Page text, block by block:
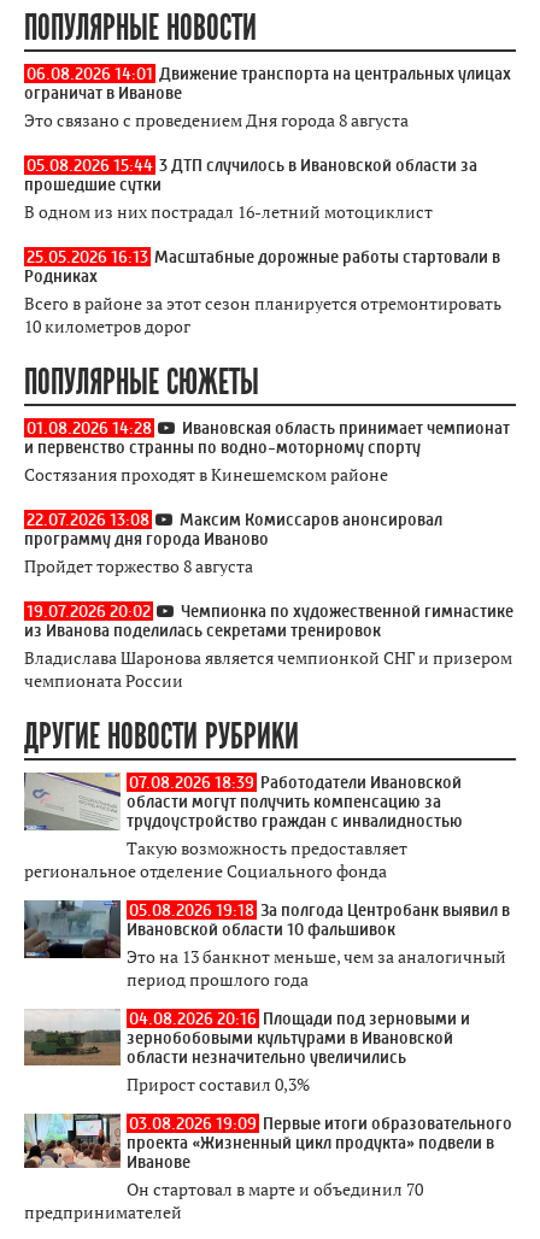
ПОПУЛЯРНЫЕ НОВОСТИ
06.08.2026 14:01 Движение транспорта на центральных улицах
ограничат в Иванове
Это связано с проведением Дня города 8 августа
05.08.2026 15:44 3 ДТП случилось в Ивановской области за
прошедшие сутки
В одном из них пострадал 16-летний мотоциклист
25.05.2026 16:13 Масштабные дорожные работы стартовали в
Родниках
Всего в районе за этот сезон планируется отремонтировать
10 километров дорог
ПОПУЛЯРНЫЕ СЮЖЕТЫ
01.08.2026 14:28
Ивановская область принимает чемпионат
и первенство странны по водно-моторному спорту
Состязания проходят в Кинешемском районе
22.07.2026 13:08
Максим Комиссаров анонсировал
программу дня города Иваново
Пройдет торжество 8 августа
19.07.2026 20:02
Чемпионка по художественной гимнастике
из Иванова поделилась секретами тренировок
Владислава Шаронова является чемпионкой СНГ и призером
чемпионата России
ДРУГИЕ НОВОСТИ РУБРИКИ
07.08.2026 18:39 Работодатели Ивановской
области могут получить компенсацию за
трудоустройство граждан с инвалидностью
Такую возможность предоставляет
региональное отделение Социального фонда
05.08.2026 19:18 За полгода Центробанк выявил в
Ивановской области 10 фальшивок
Это на 13 банкнот меньше, чем за аналогичный
период прошлого года
04.08.2026 20:16 Площади под зерновыми и
зернобобовыми культурами в Ивановской
области незначительно увеличились
Прирост составил 0,3%
03.08.2026 19:09 Первые итоги образовательного
проекта «Жизненный цикл продукта» подвели в
Иванове
Он стартовал в марте и объединил 70
предпринимателей